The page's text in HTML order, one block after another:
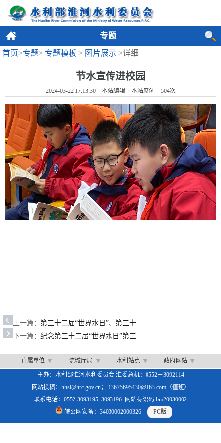
专题
首页>专题> 专题模板 > 图片展示 >详细
节水宣传进校园
2024-03-22 17:13:30 本站编辑 本站原创 504次
上一篇： 第三十二届“世界水日”、第三十...
下一篇： 纪念第三十二届“世界水日”第三...
直属单位 流域厅局 水利站点
政府网站
主办：水利部淮河水利委员会 淮委总机：0552－3092114
网站投稿：hhsl@hrc.gov.cn； 13675695430@163.com（值班）
联系电话：0552-3093195 3093196 网站标识码:bm20030002
皖公网安备：34030002000326
PC版